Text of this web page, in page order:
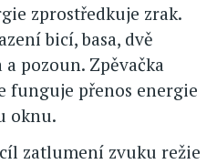
zprostředkuje zrak.
bicí, basa, dvě
pozoun. Zpěvačka
funguje přenos energie
oknu.
zatlumení zvuku režie